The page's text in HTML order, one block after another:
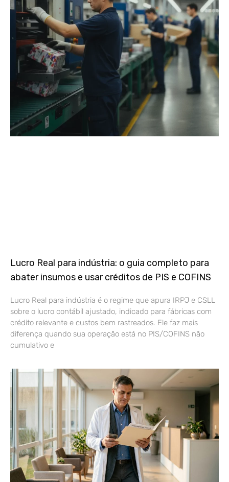
Lucro Real para indústria: o guia completo para
abater insumos e usar créditos de PIS e COFINS
Lucro Real para indústria é o regime que apura IRPJ e CSLL
sobre o lucro contábil ajustado, indicado para fábricas com
crédito relevante e custos bem rastreados. Ele faz mais
diferença quando sua operação está no PIS/COFINS não
cumulativo e